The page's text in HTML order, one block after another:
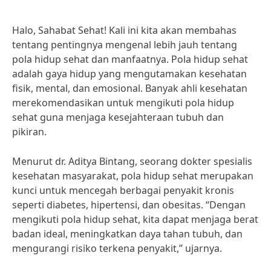
Halo, Sahabat Sehat! Kali ini kita akan membahas
tentang pentingnya mengenal lebih jauh tentang
pola hidup sehat dan manfaatnya. Pola hidup sehat
adalah gaya hidup yang mengutamakan kesehatan
fisik, mental, dan emosional. Banyak ahli kesehatan
merekomendasikan untuk mengikuti pola hidup
sehat guna menjaga kesejahteraan tubuh dan
pikiran.
Menurut dr. Aditya Bintang, seorang dokter spesialis
kesehatan masyarakat, pola hidup sehat merupakan
kunci untuk mencegah berbagai penyakit kronis
seperti diabetes, hipertensi, dan obesitas. “Dengan
mengikuti pola hidup sehat, kita dapat menjaga berat
badan ideal, meningkatkan daya tahan tubuh, dan
mengurangi risiko terkena penyakit,” ujarnya.